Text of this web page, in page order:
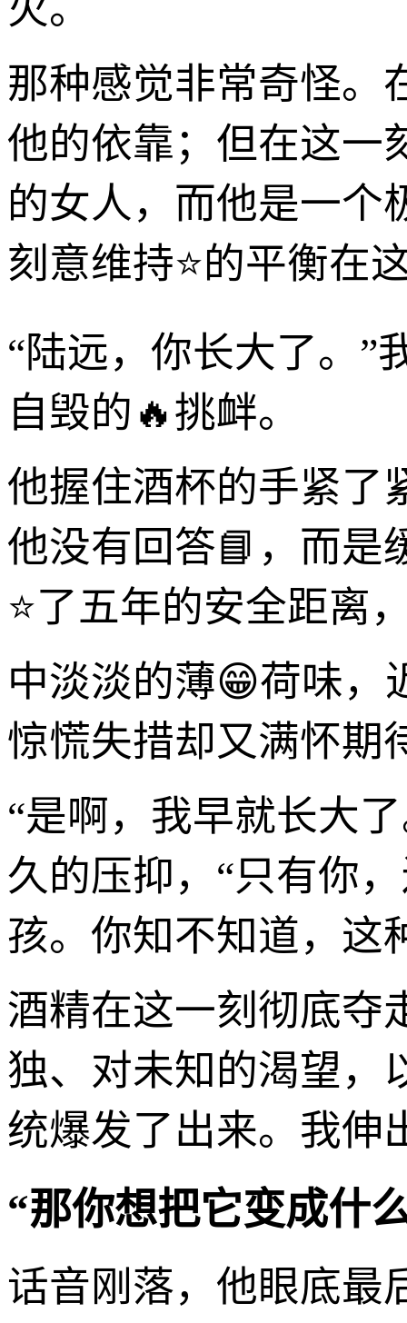
火。
那种感觉非常奇怪。
他的依靠；但在这一
的女人，而他是一个
刻意维持⭐的平衡在
“陆远，你长大了。”
自毁的🔥挑衅。
他握住酒杯的手紧了
他没有回答📘，而是
⭐了五年的安全距离
中淡淡的薄😁荷味，
惊慌失措却又满怀期
“是啊，我早就长大
久的压抑，“只有你
孩。你知不知道，这
酒精在这一刻彻底夺
独、对未知的渴望，
统爆发了出来。我伸
“那你想把它变成什
话音刚落，他眼底最